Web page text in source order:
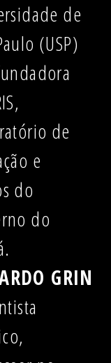
de
(USP)
de
e
do
do
GRIN